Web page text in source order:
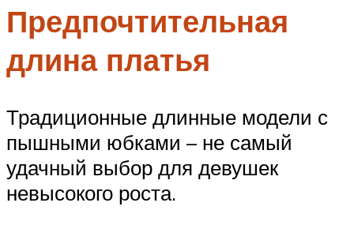
Предпочтительная
длина платья
Традиционные длинные модели с
пышными юбками – не самый
удачный выбор для девушек
невысокого роста.